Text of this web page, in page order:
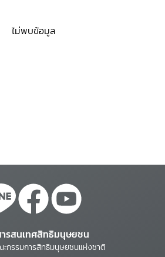
ไม่พบข้อมูล
รสนเทศสิทธิมนุษยชน
กรรมการสิทธิมนุษยชนแห่งชาติ